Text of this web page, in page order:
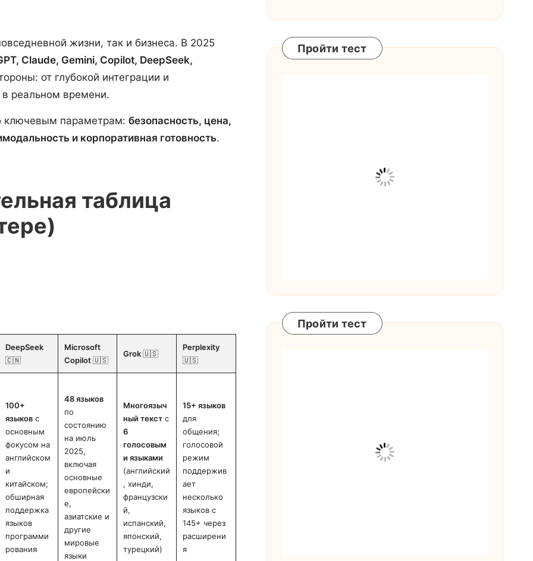
жизни, так и бизнеса. В 2025
Claude, Gemini, Copilot, DeepSeek,
от глубокой интеграции и
реальном времени.
ключевым параметрам: безопасность, цена,
и корпоративная готовность.
таблица
DeepSeek
🇨🇳
Microsoft
Copilot🇺🇸
Grok🇺🇸
Perplexity
🇺🇸
100+
языков с
основным
фокусом на
английском
и
китайском;
обширная
поддержка
языков
программи
рования
48 языков
по
состоянию
на июль
2025,
включая
основные
европейски
е,
азиатские и
другие
мировые
языки
Многоязыч
ный текст с
6
голосовым
и языками
(английский
, хинди,
французски
й,
испанский,
японский,
турецкий)
15+ языков
для
общения;
голосовой
режим
поддержив
ает
несколько
языков с
145+ через
расширени
я
Пройти тест
Пройти тест